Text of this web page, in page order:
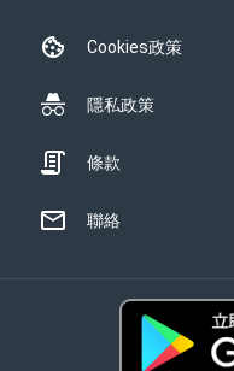
Cookies政策
隱私政策
條款
聯絡